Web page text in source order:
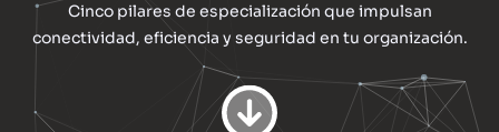
Cinco pilares de especialización que impulsan
conectividad, eficiencia y seguridad en tu organización.